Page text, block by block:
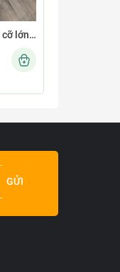
Lót chuột chống nước cỡ lớn 45x40cm dày 4mm GIRL-04-45X40-4MM
GỬI